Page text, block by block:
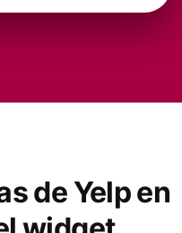
de Yelp en